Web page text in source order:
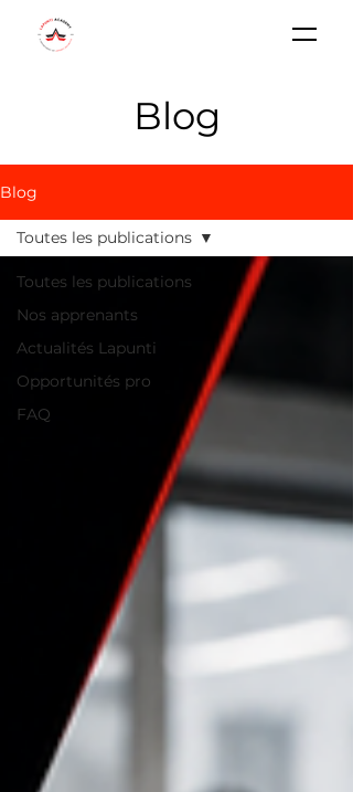
Blog
Blog
Toutes les publications
Nos apprenants
Actualités Lapunti
Opportunités pro
FAQ
Toutes les publications